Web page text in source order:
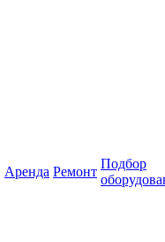
Аренда Ремонт
Подбор